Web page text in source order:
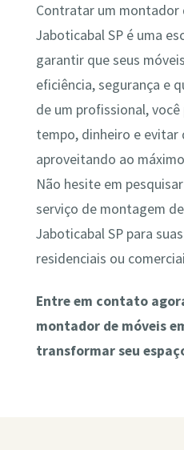
Contratar um montador
Jaboticabal SP é uma
garantir que seus
eficiência, segurança e
de um profissional,
tempo, dinheiro e evitar
aproveitando ao
Não hesite em
serviço de montagem
Jaboticabal SP para
residenciais ou
Entre em contato
montador de móveis
transformar seu